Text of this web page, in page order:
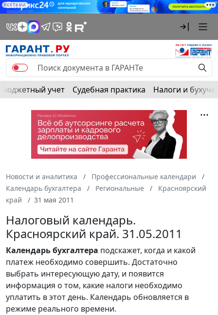
РЕКЛАМА
Бюджетный учет Судебная практика Налоги и
Новости и аналитика
Профессиональные календари
Календарь бухгалтера
Региональные
Красноярский
край
31 мая 2011
Налоговый календарь.
Красноярский край. 31.05.2011
Календарьбухгалтера подскажет, когда и какой
платеж необходимо совершить. Достаточно
выбрать интересующую дату, и появится
информация о том, какие налоги необходимо
уплатить в этот день. Календарь обновляется в
режиме реального времени.